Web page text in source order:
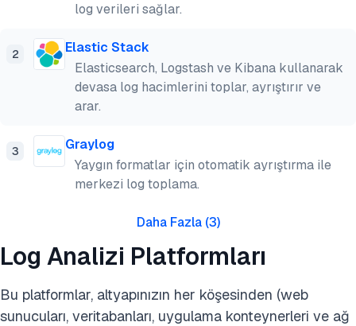
log verileri sağlar.
2
Elastic Stack
Elasticsearch, Logstash ve Kibana kullanarak
devasa log hacimlerini toplar, ayrıştırır ve
arar.
3
Graylog
Yaygın formatlar için otomatik ayrıştırma ile
merkezi log toplama.
Daha Fazla(3)
Log Analizi Platformları
Bu platformlar, altyapınızın her köşesinden (web
sunucuları, veritabanları, uygulama konteynerleri ve ağ